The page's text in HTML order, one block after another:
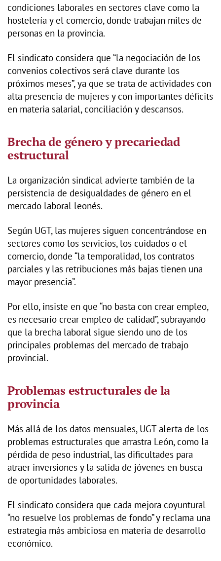
condiciones laborales en sectores clave como la
hostelería y el comercio, donde trabajan miles de
personas en la provincia.
El sindicato considera que “la negociación de los
convenios colectivos será clave durante los
próximos meses”, ya que se trata de actividades con
alta presencia de mujeres y con importantes déficits
en materia salarial, conciliación y descansos.
Brecha de género y precariedad
estructural
La organización sindical advierte también de la
persistencia de desigualdades de género en el
mercado laboral leonés.
Según UGT, las mujeres siguen concentrándose en
sectores como los servicios, los cuidados o el
comercio, donde “la temporalidad, los contratos
parciales y las retribuciones más bajas tienen una
mayor presencia”.
Por ello, insiste en que “no basta con crear empleo,
es necesario crear empleo de calidad”, subrayando
que la brecha laboral sigue siendo uno de los
principales problemas del mercado de trabajo
provincial.
Problemas estructurales de la
provincia
Más allá de los datos mensuales, UGT alerta de los
problemas estructurales que arrastra León, como la
pérdida de peso industrial, las dificultades para
atraer inversiones y la salida de jóvenes en busca
de oportunidades laborales.
El sindicato considera que cada mejora coyuntural
“no resuelve los problemas de fondo” y reclama una
estrategia más ambiciosa en materia de desarrollo
económico.